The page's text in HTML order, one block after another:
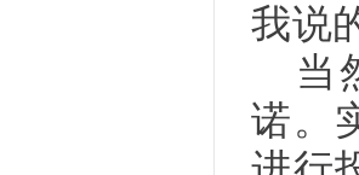
我说
当
诺。